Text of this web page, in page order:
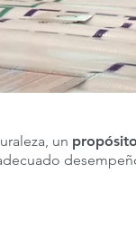
un propósito